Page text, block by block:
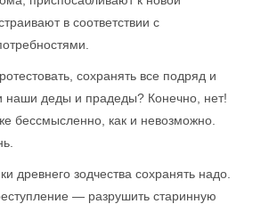
в соответствии с
сохранять все подряд и
наши деды и прадеды? Конечно, нет!
бессмысленно, как и невозможно.
древнего зодчества сохранять надо.
— разрушить старинную